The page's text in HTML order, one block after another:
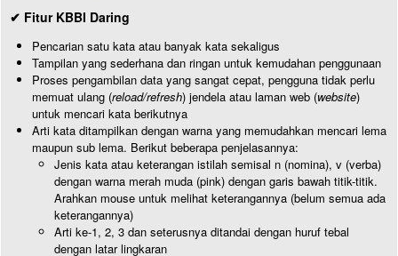
✔ Fitur KBBI Daring
Pencarian satu kata atau banyak kata sekaligus
Tampilan yang sederhana dan ringan untuk kemudahan penggunaan
Proses pengambilan data yang sangat cepat, pengguna tidak perlu
memuat ulang (reload/refresh) jendela atau laman web (website)
untuk mencari kata berikutnya
Arti kata ditampilkan dengan warna yang memudahkan mencari lema
maupun sub lema. Berikut beberapa penjelasannya:
Jenis kata atau keterangan istilah semisal n (nomina), v (verba)
dengan warna merah muda (pink) dengan garis bawah titik-titik.
Arahkan mouse untuk melihat keterangannya (belum semua ada
keterangannya)
Arti ke-1, 2, 3 dan seterusnya ditandai dengan huruf tebal
dengan latar lingkaran